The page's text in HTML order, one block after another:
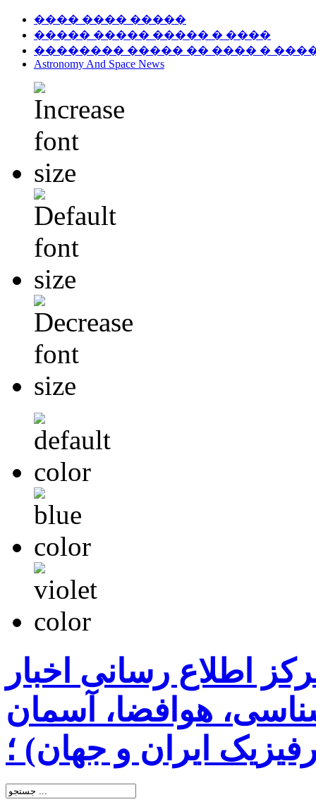
���� ���� �����
����� ����� ����� � ����
�������� ����� �� ���� �
Astronomy And Space News
اطلاع رسانی اخبار
هوافضا، آسمان
ایران و جهان) ؛